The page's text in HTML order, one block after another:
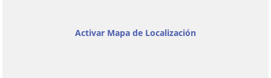
Activar Mapa de Localización